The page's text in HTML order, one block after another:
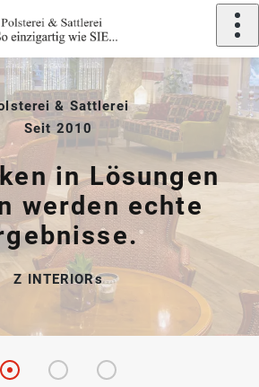
& Sattlerei
Seit 2010
in Lösungen
werden echte
Z INTERIORs